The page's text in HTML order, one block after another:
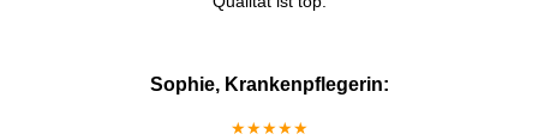
Sophie, Krankenpflegerin:
★★★★★